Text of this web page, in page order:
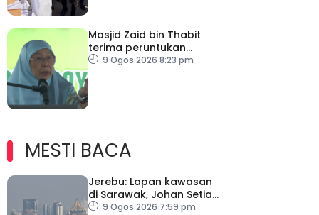
Masjid Zaid bin Thabit
terima peruntukan
RM100,000
9 Ogos 2026 8:23 pm
MESTI BACA
Jerebu: Lapan kawasan
di Sarawak, Johan Setia
di Selangor catat IPU
9 Ogos 2026 7:59 pm